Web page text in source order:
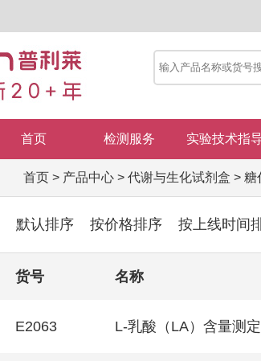
首页 检测服务 实验技术指
首页> 产品中心> 代谢与生化试剂盒 > 糖
默认排序 按价格排序 按上线时间
货号 名称
E2063 L-乳酸（LA）含量测